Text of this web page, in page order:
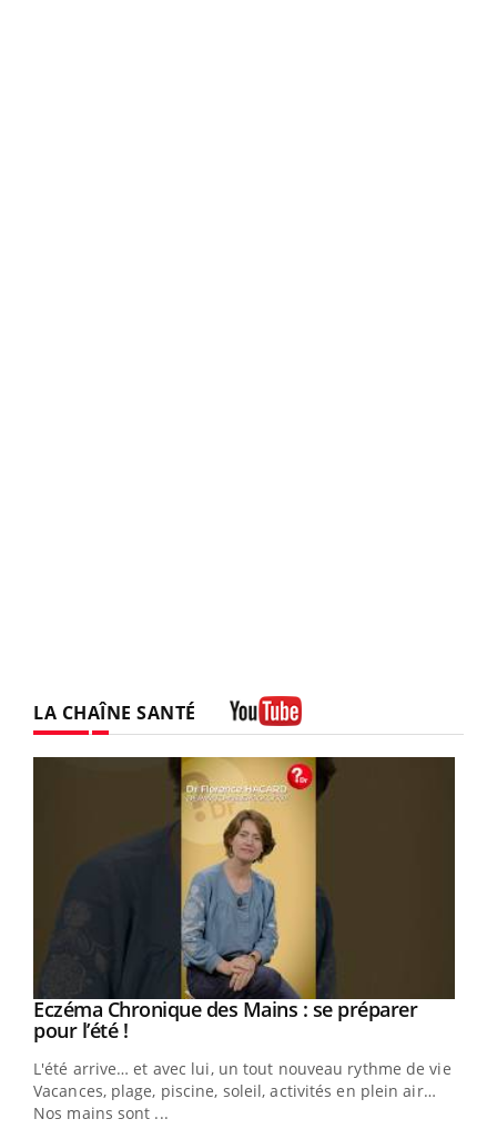
LA CHAÎNE SANTÉ
Youtube
Eczéma Chronique des Mains : se préparer
pour l’été !Youtube
L'été arrive… et avec lui, un tout nouveau rythme de vie !
Vacances, plage, piscine, soleil, activités en plein air…
Nos mains sont ...